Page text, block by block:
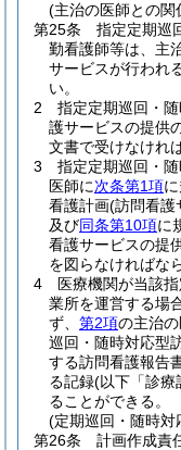
(主治の医師との関
第25条
指定定期巡
勤看護師等は、主
サービスが行われ
い。
2
指定定期巡回・
護サービスの提供
文書で受けなけれ
3
指定定期巡回・
医師に次条第1項
看護計画(訪問看護
及び同条第10項に
看護サービスの提
を図らなければな
4
医療機関が当該
業所を運営する場
ず、 第2項の主治
巡回・随時対応型
する訪問看護報告
る記録(以下「診療
ることができる。
(定期巡回・随時対
第26条
計画作成責